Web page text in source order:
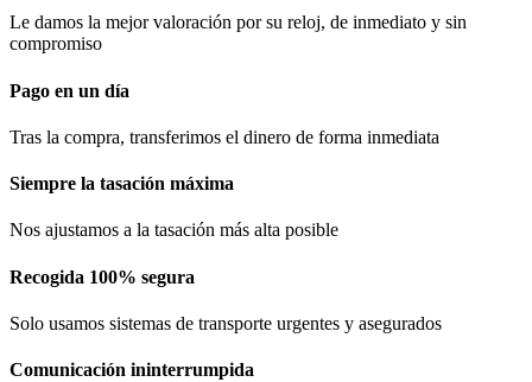
Le damos la mejor valoración por su reloj, de inmediato y sin
compromiso
Pago en un día
Tras la compra, transferimos el dinero de forma inmediata
Siempre la tasación máxima
Nos ajustamos a la tasación más alta posible
Recogida 100% segura​
Solo usamos sistemas de transporte urgentes y asegurados
Comunicación​ ininterrumpida